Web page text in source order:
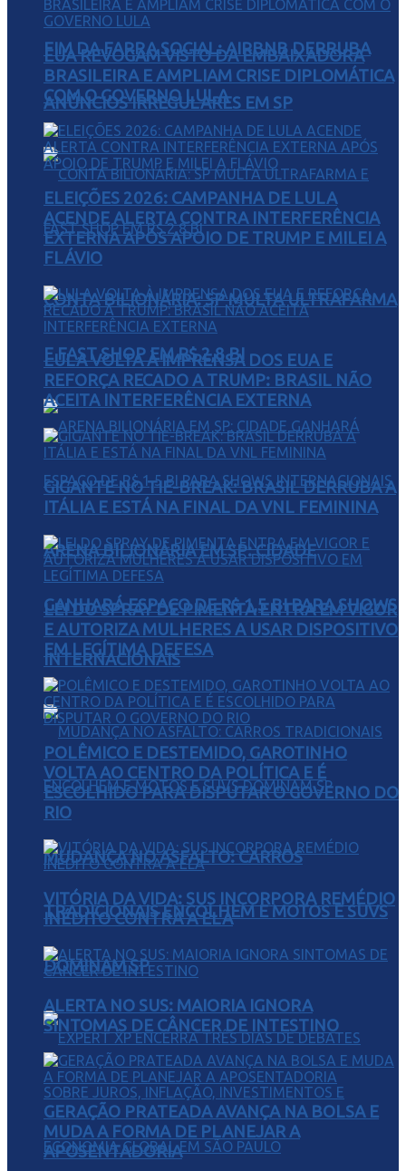
FIM DA FARRA SOCIAL: AIRBNB DERRUBA
ANÚNCIOS IRREGULARES EM SP
CONTA BILIONÁRIA: SP MULTA ULTRAFARMA
E FAST SHOP EM R$ 2,8 BI
ARENA BILIONÁRIA EM SP: CIDADE
GANHARÁ ESPAÇO DE R$ 1,5 BI PARA SHOWS
INTERNACIONAIS
MUDANÇA NO ASFALTO: CARROS
TRADICIONAIS ENCOLHEM E MOTOS E SUVS
DOMINAM SP
EUA REVOGAM VISTO DA EMBAIXADORA
BRASILEIRA E AMPLIAM CRISE DIPLOMÁTICA
COM O GOVERNO LULA
ELEIÇÕES 2026: CAMPANHA DE LULA
ACENDE ALERTA CONTRA INTERFERÊNCIA
EXTERNA APÓS APOIO DE TRUMP E MILEI A
FLÁVIO
LULA VOLTA À IMPRENSA DOS EUA E
REFORÇA RECADO A TRUMP: BRASIL NÃO
ACEITA INTERFERÊNCIA EXTERNA
GIGANTE NO TIE-BREAK: BRASIL DERRUBA A
ITÁLIA E ESTÁ NA FINAL DA VNL FEMININA
LEI DO SPRAY DE PIMENTA ENTRA EM VIGOR
E AUTORIZA MULHERES A USAR DISPOSITIVO
EM LEGÍTIMA DEFESA
POLÊMICO E DESTEMIDO, GAROTINHO
VOLTA AO CENTRO DA POLÍTICA E É
ESCOLHIDO PARA DISPUTAR O GOVERNO DO
RIO
VITÓRIA DA VIDA: SUS INCORPORA REMÉDIO
INÉDITO CONTRA A ELA
ALERTA NO SUS: MAIORIA IGNORA
SINTOMAS DE CÂNCER DE INTESTINO
GERAÇÃO PRATEADA AVANÇA NA BOLSA E
MUDA A FORMA DE PLANEJAR A
APOSENTADORIA